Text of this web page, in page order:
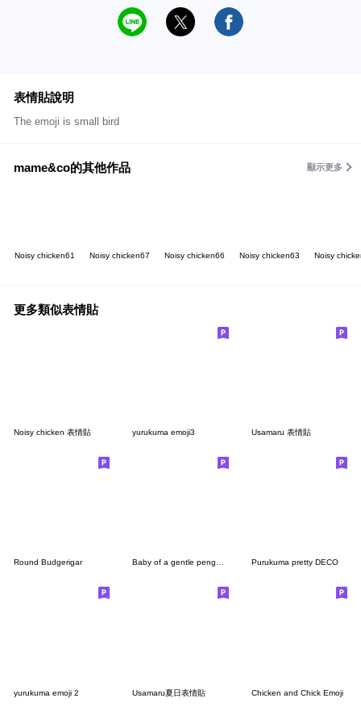
表情貼說明
The emoji is small bird
mame&co的其他作品 顯示更多
Noisy chicken61 Noisy chicken67 Noisy chicken66 Noisy chicken63 Noisy
更多類似表情貼
Noisy chicken 表情貼 yurukuma emoji3 Usamaru 表情貼
Round Budgerigar Baby of a gentle penguin[Emoji] Purukuma pretty DECO
yurukuma emoji 2 Usamaru夏日表情貼 Chicken and Chick Emoji